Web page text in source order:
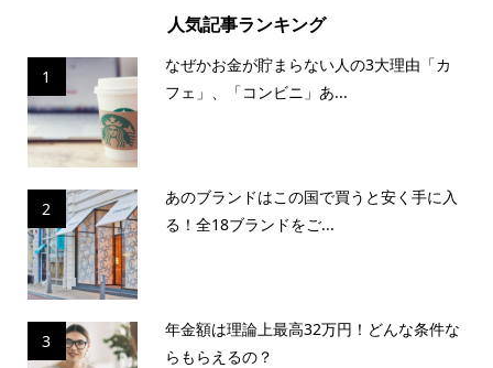
人気記事ランキング
1
なぜかお金が貯まらない人の3大理由「カ
フェ」、「コンビニ」あ...
2
あのブランドはこの国で買うと安く手に入
る！全18ブランドをご...
3
年金額は理論上最高32万円！どんな条件な
らもらえるの？